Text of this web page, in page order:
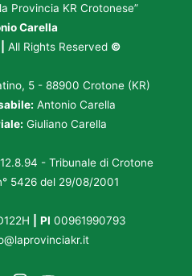
Provincia KR Crotonese”
Carella
All Rights Reserved ©
5 - 88900 Crotone (KR)
Antonio Carella
Giuliano Carella
- Tribunale di Crotone
5426 del 29/08/2001
PI 00961990793